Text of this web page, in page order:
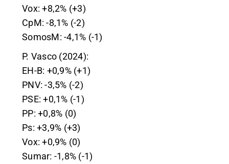
Vox: +8,2% (+3)
CpM: -8,1% (-2)
SomosM: -4,1% (-1)
P. Vasco (2024):
EH-B: +0,9% (+1)
PNV: -3,5% (-2)
PSE: +0,1% (-1)
PP: +0,8% (0)
Ps: +3,9% (+3)
Vox: +0,9% (0)
Sumar: -1,8% (-1)